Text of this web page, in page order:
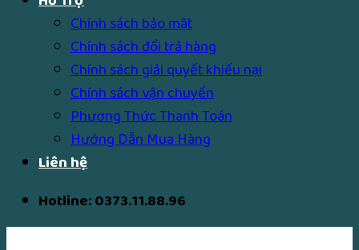
Chính sách bảo mật
Chính sách đổi trả hàng
Chính sách giải quyết khiếu nại
Chính sách vận chuyển
Phương Thức Thanh Toán
Hướng Dẫn Mua Hàng
Liên hệ
Hotline: 0373.11.88.96